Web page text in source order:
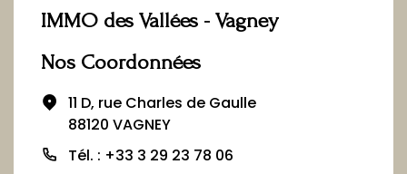
IMMO des Vallées - Vagney
Nos Coordonnées
11 D, rue Charles de Gaulle
88120 VAGNEY
Tél. : +33 3 29 23 78 06